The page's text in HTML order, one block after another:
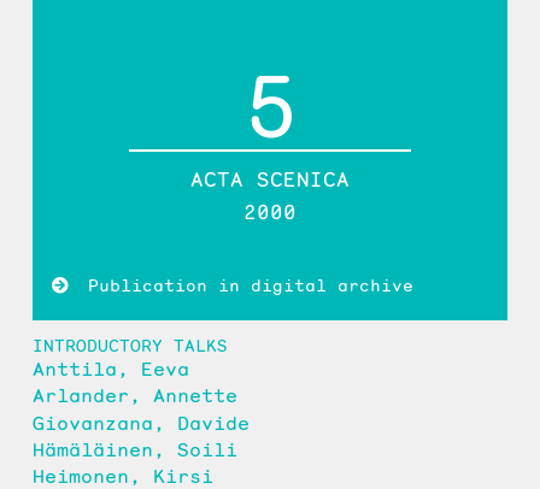
5
ACTA SCENICA
2000
Publication in digital archive
INTRODUCTORY TALKS
Anttila, Eeva
Arlander, Annette
Giovanzana, Davide
Hämäläinen, Soili
Heimonen, Kirsi